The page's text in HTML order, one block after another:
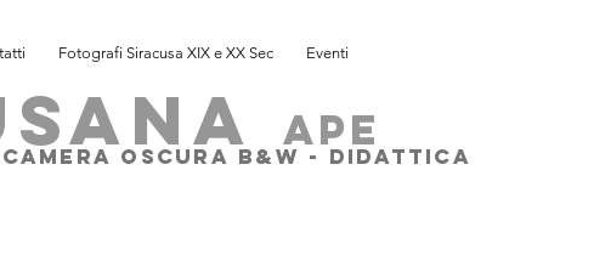
Fotografi Siracusa XIX e XX Sec Eventi
ape
OSCURA B&W - DIDATTICA